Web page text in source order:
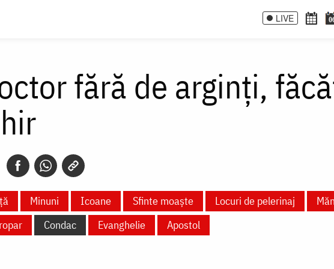
LIVE
fără de arginți,
Minuni Icoane Sfinte moaște Locuri de pelerinaj
Condac Evanghelie Apostol